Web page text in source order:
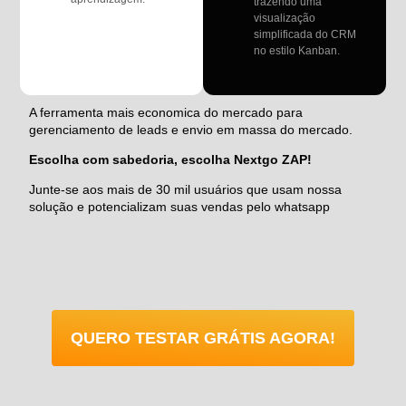
visualização
simplificada do CRM
no estilo Kanban.
A ferramenta mais economica do mercado para
gerenciamento de leads e envio em massa do mercado.
Escolha com sabedoria, escolha Nextgo ZAP!
Junte-se aos mais de 30 mil usuários que usam nossa
solução e potencializam suas vendas pelo whatsapp
QUERO TESTAR GRÁTIS AGORA!